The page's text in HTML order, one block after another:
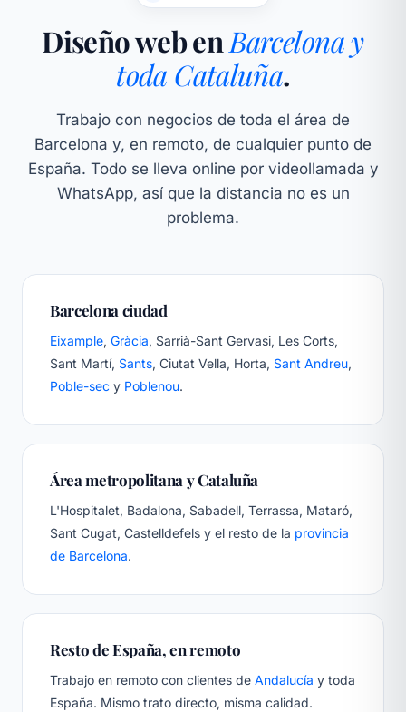
Diseño web enBarcelona y
toda Cataluña.
Trabajo con negocios de toda el área de
Barcelona y, en remoto, de cualquier punto de
España. Todo se lleva online por videollamada y
WhatsApp, así que la distancia no es un
problema.
Barcelona ciudad
Eixample, Gràcia, Sarrià-Sant Gervasi, Les Corts,
Sant Martí, Sants, Ciutat Vella, Horta, Sant Andreu,
Poble-sec y Poblenou.
Área metropolitana y Cataluña
L'Hospitalet, Badalona, Sabadell, Terrassa, Mataró,
Sant Cugat, Castelldefels y el resto de la provincia
de Barcelona.
Resto de España, en remoto
Trabajo en remoto con clientes de Andalucía y toda
España. Mismo trato directo, misma calidad.